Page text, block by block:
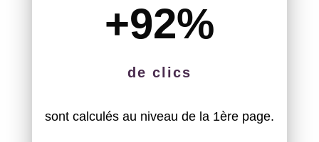
+92%
de clics
sont calculés au niveau de la 1ère page.